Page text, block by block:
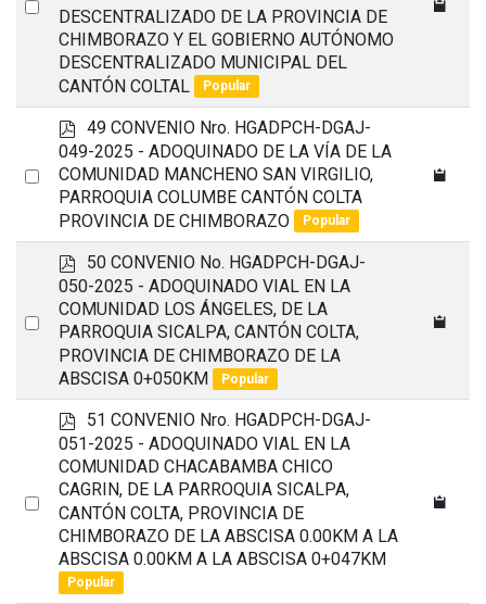
Select
DESCENTRALIZADO DE LA PROVINCIA DE
CHIMBORAZO Y EL GOBIERNO AUTÓNOMO
DESCENTRALIZADO MUNICIPAL DEL
CANTÓN COLTAL
Popular
Select
p
d
f
49 CONVENIO Nro. HGADPCH-DGAJ-
049-2025 - ADOQUINADO DE LA VÍA DE LA
COMUNIDAD MANCHENO SAN VIRGILIO,
PARROQUIA COLUMBE CANTÓN COLTA
PROVINCIA DE CHIMBORAZO
Popular
Select
p
d
f
50 CONVENIO No. HGADPCH-DGAJ-
050-2025 - ADOQUINADO VIAL EN LA
COMUNIDAD LOS ÁNGELES, DE LA
PARROQUIA SICALPA, CANTÓN COLTA,
PROVINCIA DE CHIMBORAZO DE LA
ABSCISA 0+050KM
Popular
Select
p
d
f
51 CONVENIO Nro. HGADPCH-DGAJ-
051-2025 - ADOQUINADO VIAL EN LA
COMUNIDAD CHACABAMBA CHICO
CAGRIN, DE LA PARROQUIA SICALPA,
CANTÓN COLTA, PROVINCIA DE
CHIMBORAZO DE LA ABSCISA 0.00KM A LA
ABSCISA 0.00KM A LA ABSCISA 0+047KM
Popular